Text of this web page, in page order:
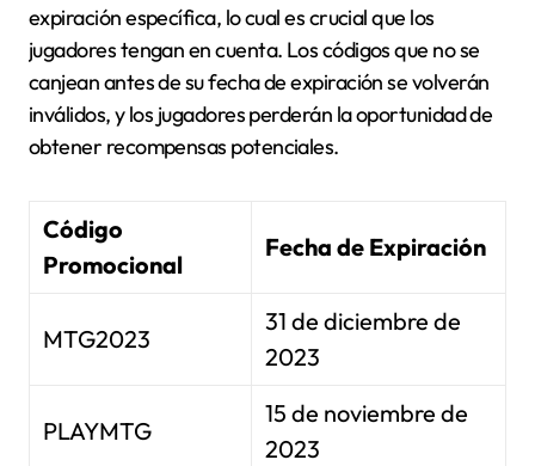
expiración específica, lo cual es crucial que los
jugadores tengan en cuenta. Los códigos que no se
canjean antes de su fecha de expiración se volverán
inválidos, y los jugadores perderán la oportunidad de
obtener recompensas potenciales.
Código
Promocional
Fecha de Expiración
MTG2023
31 de diciembre de
2023
PLAYMTG
15 de noviembre de
2023